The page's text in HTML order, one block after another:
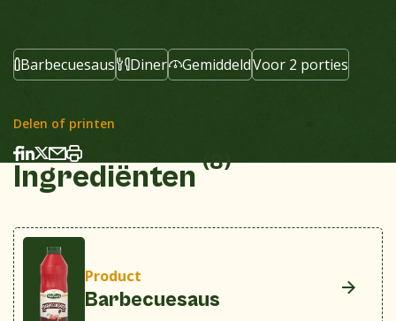
Barbecuesaus Diner GemiddeldVoor 2 porties
Delen of printen
Ingrediënten (8)
Product
Barbecuesaus